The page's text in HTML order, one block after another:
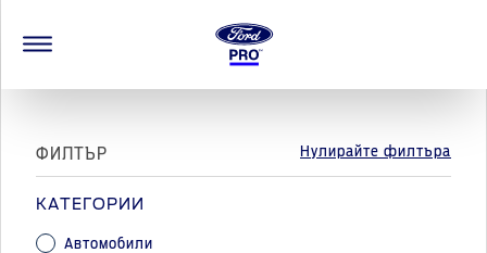
ФИЛТЪР Нулирайте филтъра
КАТЕГОРИИ
Автомобили